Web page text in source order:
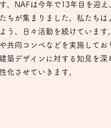
。NAFは今年で13年目を迎
ちが集まりました。私たちは
う、日々活動を続けていま
共同コンペなどを実施してお
築デザインに対する知見を
化させていきます。